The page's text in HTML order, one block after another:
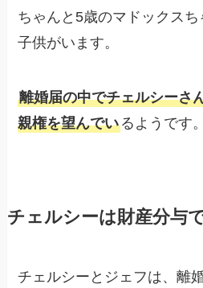
ちゃんと5歳のマドックス
子供がいます。
離婚届の中でチェルシーさ
親権を望んでいるようです。
チェルシーは財産分与
チェルシーとジェフは、離